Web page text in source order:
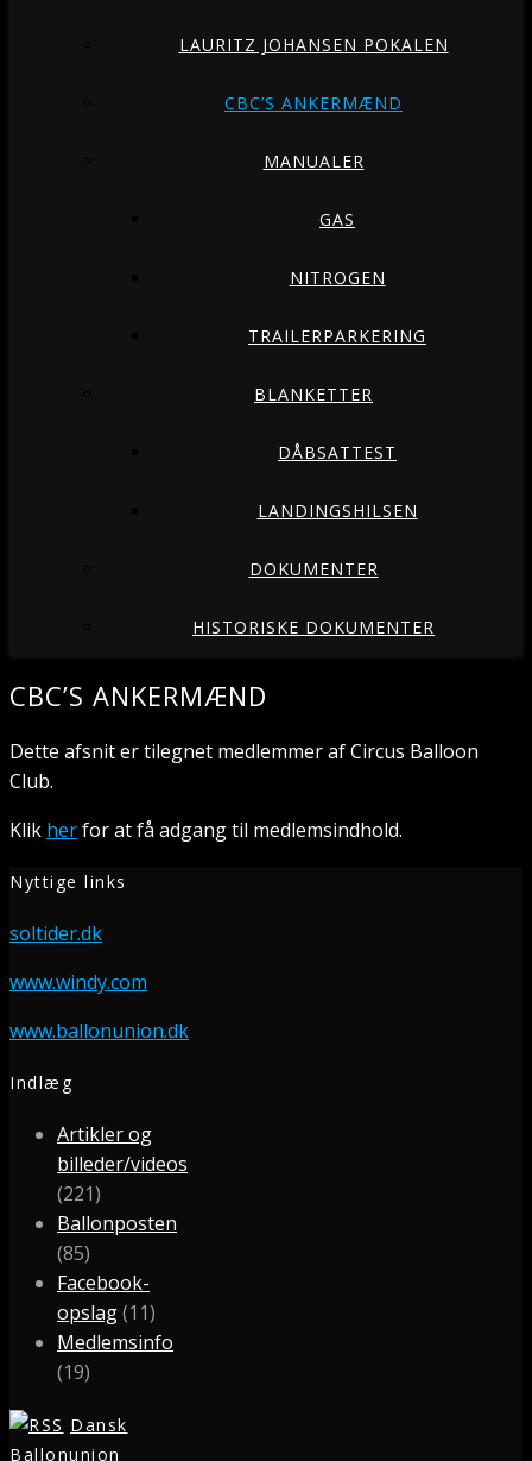
LAURITZ JOHANSEN POKALEN
CBC’S ANKERMÆND
MANUALER
GAS
NITROGEN
TRAILERPARKERING
BLANKETTER
DÅBSATTEST
LANDINGSHILSEN
DOKUMENTER
HISTORISKE DOKUMENTER
CBC’S ANKERMÆND
Dette afsnit er tilegnet medlemmer af Circus Balloon
Club.
Klik herfor at få adgang til medlemsindhold.
Nyttige links
soltider.dk
www.windy.com
www.ballonunion.dk
Indlæg
Artikler og
billeder/videos
(221)
Ballonposten
(85)
Facebook-
opslag(11)
Medlemsinfo
(19)
Dansk
Ballonunion